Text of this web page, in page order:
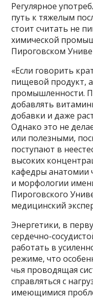
Регулярное
путь к тяжелым
стоит считать не
химической
Пироговском
«Если говорить
пищевой продукт,
промышленности.
добавлять
добавки и даже
Однако это не
или полезными,
поступают в
высоких
кафедры анатомии
и морфологии
Пироговского
медицинский
Энергетики, в
сердечно-
работать в
режиме, что
чья проводящая
справляться с
имеющимися